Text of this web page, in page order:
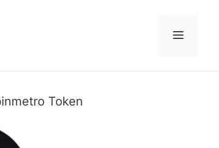
Меню
Token